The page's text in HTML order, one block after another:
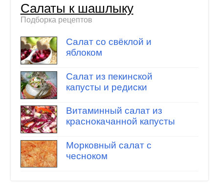
Салаты к шашлыку
Подборка рецептов
Салат со свёклой и
яблоком
Салат из пекинской
капусты и редиски
Витаминный салат из
краснокачанной капусты
Морковный салат с
чесноком